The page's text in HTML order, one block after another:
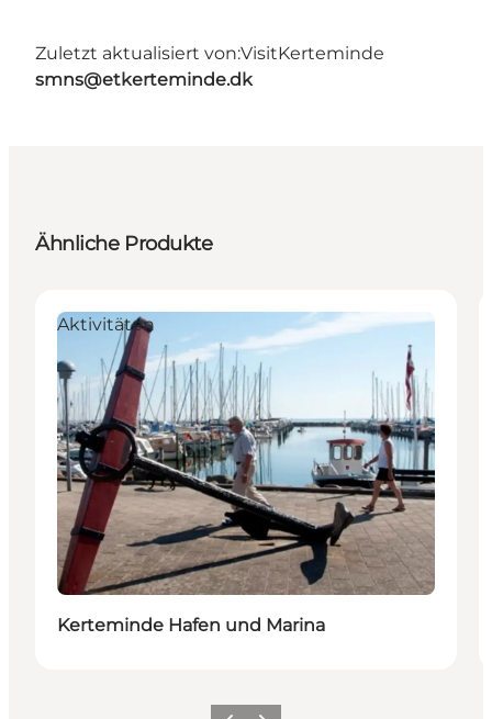
Zuletzt aktualisiert von:VisitKerteminde
smns@etkerteminde.dk
Ähnliche Produkte
Aktivitäten
Kerteminde Hafen und Marina